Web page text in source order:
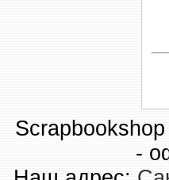
Scrapbookshop
-